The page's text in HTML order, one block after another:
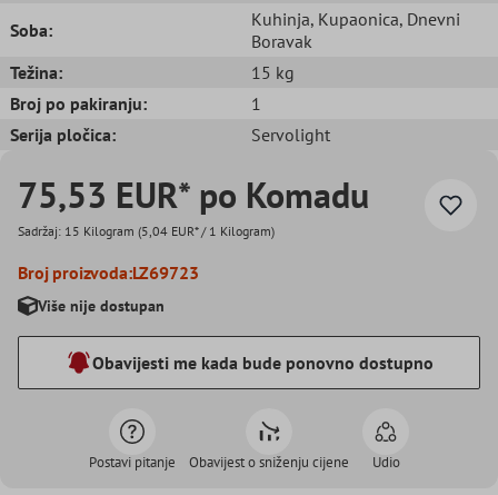
Soba:
Kuhinja, Kupaonica, Dnevni
Boravak
Težina:
15 kg
Broj po pakiranju:
1
Serija pločica:
Servolight
75,53 EUR* po Komadu
Sadržaj: 15 Kilogram (5,04 EUR* / 1 Kilogram)
Broj proizvoda:LZ69723
Više nije dostupan
Obavijesti me kada bude ponovno dostupno
Postavi pitanje Obavijest o sniženju cijene Udio